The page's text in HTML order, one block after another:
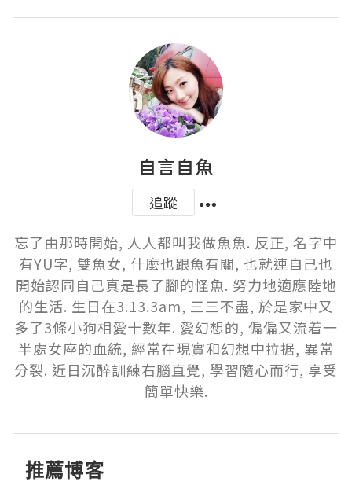
自言自魚
追蹤
忘了由那時開始, 人人都叫我做魚魚. 反正, 名字中
有YU字, 雙魚女, 什麼也跟魚有關, 也就連自己也
開始認同自己真是長了腳的怪魚. 努力地適應陸地
的生活. 生日在3.13.3am, 三三不盡, 於是家中又
多了3條小狗相愛十數年. 愛幻想的, 偏偏又流着一
半處女座的血統, 經常在現實和幻想中拉据, 異常
分裂. 近日沉醉訓練右腦直覺, 學習隨心而行, 享受
簡單快樂.
推薦博客